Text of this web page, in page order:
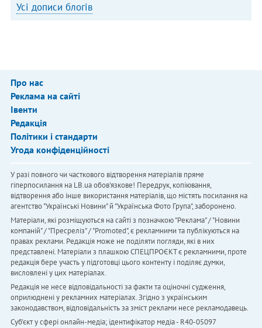
Усі дописи блогів
Про нас
Реклама на сайті
Івенти
Редакція
Політики і стандарти
Угода конфіденційності
У разі повного чи часткового відтворення матеріалів пряме
гіперпосилання на LB.ua обов'язкове! Передрук, копіювання,
відтворення або інше використання матеріалів, що містять посилання на
агентство "Українськi Новини" й "Українська Фото Група", заборонено.
Матеріали, які розміщуються на сайті з позначкою "Реклама" / "Новини
компаній" / "Пресреліз" / "Promoted", є рекламними та публікуються на
правах реклами. Редакція може не поділяти погляди, які в них
представлені. Матеріали з плашкою СПЕЦПРОЄКТ є рекламними, проте
редакція бере участь у підготовці цього контенту і поділяє думки,
висловлені у цих матеріалах.
Редакція не несе відповідальності за факти та оціночні судження,
оприлюднені у рекламних матеріалах. Згідно з українським
законодавством, відповідальність за зміст реклами несе рекламодавець.
Cуб'єкт у сфері онлайн-медіа; ідентифікатор медіа - R40-05097